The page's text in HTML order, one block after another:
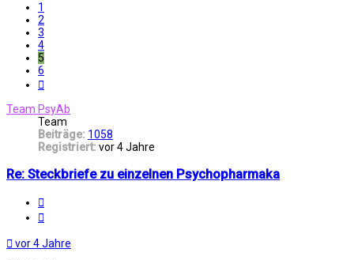
1
2
3
4
5
6
Team PsyAb
Team
Beiträge: 1058
Registriert: vor 4 Jahre
Re: Steckbriefe zu einzelnen Psychopharmaka
vor 4 Jahre